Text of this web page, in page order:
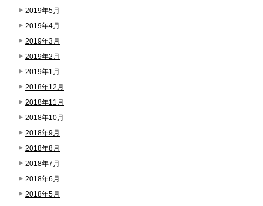
2019年5月
2019年4月
2019年3月
2019年2月
2019年1月
2018年12月
2018年11月
2018年10月
2018年9月
2018年8月
2018年7月
2018年6月
2018年5月